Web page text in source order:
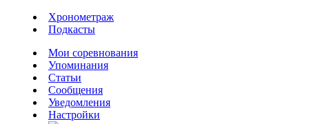
Хронометраж
Подкасты
Мои соревнования
Упоминания
Статьи
Сообщения
Уведомления
Настройки